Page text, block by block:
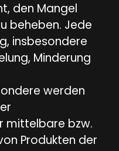
den Mangel
beheben. Jede
insbesondere
Minderung
werden
mittelbare bzw.
Produkten der